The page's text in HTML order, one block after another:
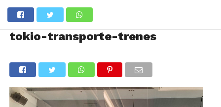
tokio-transporte-trenes